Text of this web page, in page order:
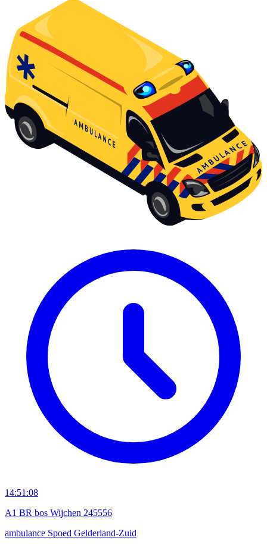
14:51:08
A1 BR bos Wijchen 245556
ambulance Spoed Gelderland-Zuid